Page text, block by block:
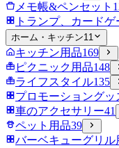
メモ帳&ペンセット
トランプ、カードゲ
ホーム・キッチン11
キッチン用品169
ピクニック用品148
ライフスタイル135
プロモーショングッ
車のアクセサリー41
ペット用品39
バーベキューグリル